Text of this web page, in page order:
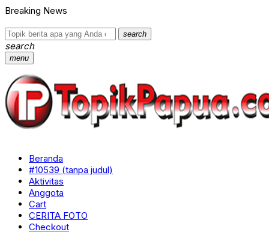
Breaking News
search
search
menu
Beranda
#10539 (tanpa judul)
Aktivitas
Anggota
Cart
CERITA FOTO
Checkout